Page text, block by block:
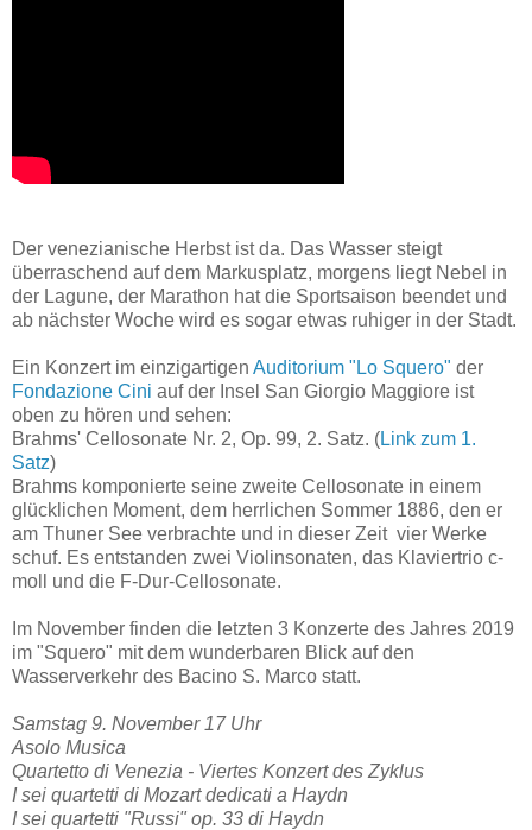
Der venezianische Herbst ist da. Das Wasser steigt
überraschend auf dem Markusplatz, morgens liegt Nebel in
der Lagune, der Marathon hat die Sportsaison beendet und
ab nächster Woche wird es sogar etwas ruhiger in der Stadt.
Ein Konzert im einzigartigen Auditorium "Lo Squero" der
Fondazione Cini auf der Insel San Giorgio Maggiore ist
oben zu hören und sehen:
Brahms' Cellosonate Nr. 2, Op. 99, 2. Satz. (Link zum 1.
Satz)
Brahms komponierte seine zweite Cellosonate in einem
glücklichen Moment, dem herrlichen Sommer 1886, den er
am Thuner See verbrachte und in dieser Zeit vier Werke
schuf. Es entstanden zwei Violinsonaten, das Klaviertrio c-
moll und die F-Dur-Cellosonate.
Im November finden die letzten 3 Konzerte des Jahres 2019
im "Squero" mit dem wunderbaren Blick auf den
Wasserverkehr des Bacino S. Marco statt.
Samstag 9. November 17 Uhr
Asolo Musica
Quartetto di Venezia - Viertes Konzert des Zyklus
I sei quartetti di Mozart dedicati a Haydn
I sei quartetti "Russi" op. 33 di Haydn